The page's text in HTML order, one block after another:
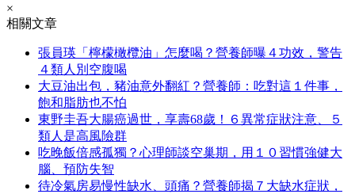
×
相關文章
張員瑛「檸檬橄欖油」怎麼喝？營養師曝４功效，警告
４類人別空腹喝
大豆油出包，豬油意外翻紅？營養師：吃對這１件事，
飽和脂肪也不怕
東野圭吾大腸癌過世，享壽68歲！６異常症狀注意、５
類人是高風險群
吃晚飯倍感孤獨？心理師談空巢期，用１０習慣強健大
腦、預防失智
待冷氣房易慢性缺水、頭痛？營養師揭７大缺水症狀，